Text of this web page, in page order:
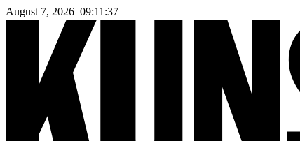
August 7, 2026 09:11 :40